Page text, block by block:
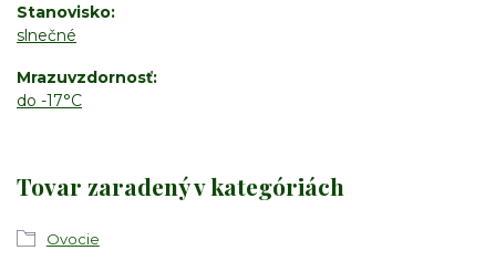
Stanovisko
slnečné
Mrazuvzdornosť
do -17°C
Tovar zaradený v kategóriách
Ovocie